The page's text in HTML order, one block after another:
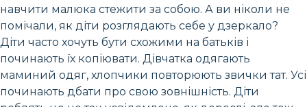
навчити малюка стежити за собою. А ви ніколи не
помічали, як діти розглядають себе у дзеркало?
Діти часто хочуть бути схожими на батьків і
починають їх копіювати. Дівчатка одягають
маминий одяг, хлопчики повторюють звички тат. Усі
починають дбати про свою зовнішність. Діти